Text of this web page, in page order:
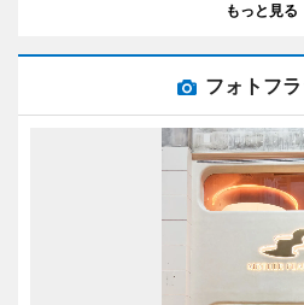
もっと見る
フォトフ